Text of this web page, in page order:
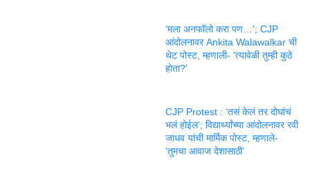
‘मला अनफॉलो करा पण…’; CJP
आंदोलनावर Ankita Walawalkar ची
थेट पोस्ट, म्हणाली- ‘त्यावेळी तुम्ही कुठे
होता?’
CJP Protest : ‘तसं केलं तर दोघांचं
भलं होईल’; विद्यार्थ्यांच्या आंदोलनावर रवी
जाधव यांची मार्मिक पोस्ट, म्हणाले-
‘तुमचा आवाज देशासाठी’